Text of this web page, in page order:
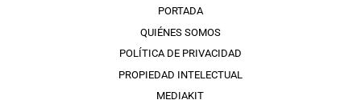
PORTADA
QUIÉNES SOMOS
POLÍTICA DE PRIVACIDAD
PROPIEDAD INTELECTUAL
MEDIAKIT